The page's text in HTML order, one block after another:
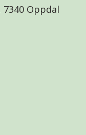
7340 Oppdal